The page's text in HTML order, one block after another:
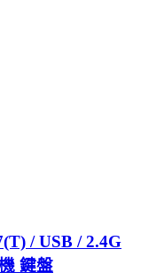
/ USB / 2.4G
鍵盤